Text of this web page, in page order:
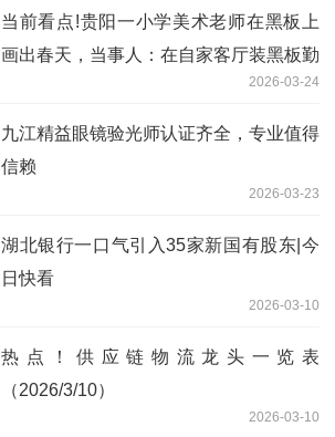
当前看点!贵阳一小学美术老师在黑板上
画出春天，当事人：在自家客厅装黑板勤
2026-03-24
九江精益眼镜验光师认证齐全，专业值得
信赖
2026-03-23
湖北银行一口气引入35家新国有股东|今
日快看
2026-03-10
热点！供应链物流龙头一览表
（2026/3/10）
2026-03-10